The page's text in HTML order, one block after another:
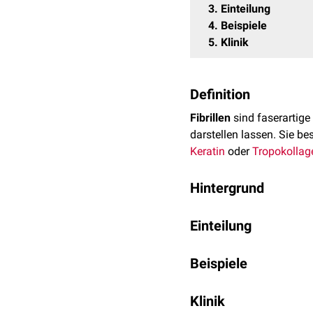
3 Einteilung
4 Beispiele
5 Klinik
Definition
Fibrillen sind faserartige
darstellen lassen. Sie
Keratin oder
Hintergrund
Strukturelemente der
Fibrillen verhalten sich
möglich, in
Einteilung
Beispiele
Myofibrillen
Klinik